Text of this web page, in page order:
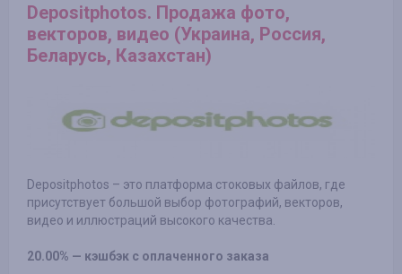
Depositphotos. Продажа фото,
векторов, видео (Украина, Россия,
Беларусь, Казахстан)
Depositphotos – это платформа стоковых файлов, где
присутствует большой выбор фотографий, векторов,
видео и иллюстраций высокого качества.
20.00% — кэшбэк с оплаченного заказа